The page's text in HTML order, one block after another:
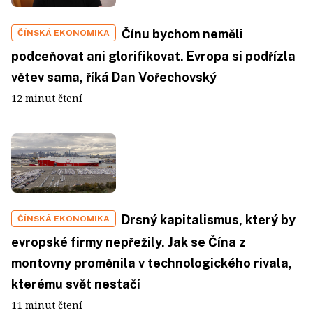
ČÍNSKÁ EKONOMIKA
Čínu bychom neměli
podceňovat ani glorifikovat. Evropa si podřízla
větev sama, říká Dan Vořechovský
12 minut čtení
ČÍNSKÁ EKONOMIKA
Drsný kapitalismus, který by
evropské firmy nepřežily. Jak se Čína z
montovny proměnila v technologického rivala,
kterému svět nestačí
11 minut čtení